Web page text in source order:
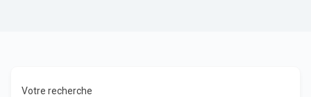
Votre recherche